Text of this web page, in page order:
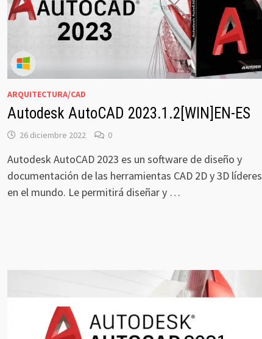
ARQUITECTURA/CAD
Autodesk AutoCAD 2023.1.2[WIN]EN-ES
26 diciembre 2022 0
Autodesk AutoCAD 2023 es un software de diseño y
documentación de las herramientas CAD 2D y 3D líderes
en el mundo. Le permitirá diseñar y …